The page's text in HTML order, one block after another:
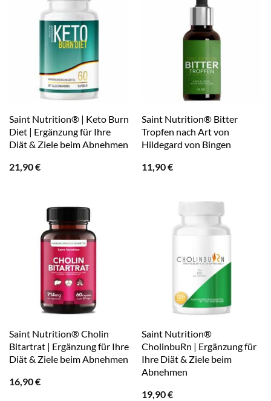
Saint Nutrition® | Keto Burn
Diet | Ergänzung für Ihre
Diät & Ziele beim Abnehmen
21,90€
Saint Nutrition® Bitter
Tropfen nach Art von
Hildegard von Bingen
11,90€
Saint Nutrition® Cholin
Bitartrat | Ergänzung für Ihre
Diät & Ziele beim Abnehmen
16,90€
Saint Nutrition®
CholinbuRn | Ergänzung für
Ihre Diät & Ziele beim
Abnehmen
19,90€